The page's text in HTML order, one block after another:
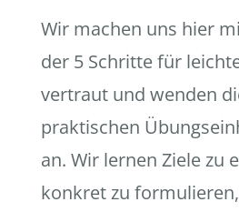
Wir machen uns hier
der 5 Schritte für
vertraut und wenden
praktischen
an. Wir lernen Ziele zu
konkret zu